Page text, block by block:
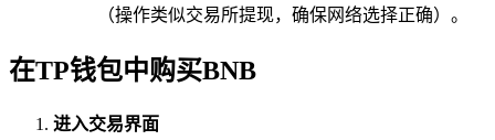
（操作类似交易所提现，确保网络选择正确）。
在TP钱包中购买BNB
进入交易界面